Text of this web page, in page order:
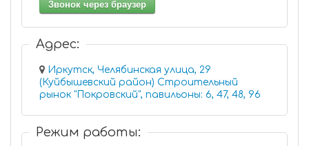
Звонок через браузер
Адрес:
Иркутск, Челябинская улица, 29
(Куйбышевский район) Строительный
рынок "Покровский", павильоны: 6, 47, 48, 96
Режим работы: